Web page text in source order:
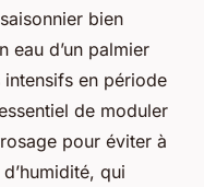
bien
eau d’un palmier
en période
de moduler
pour éviter à
qui